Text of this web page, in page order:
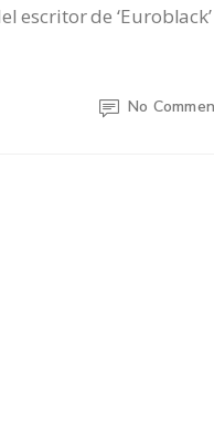
escritor de ‘Euroblack’
No